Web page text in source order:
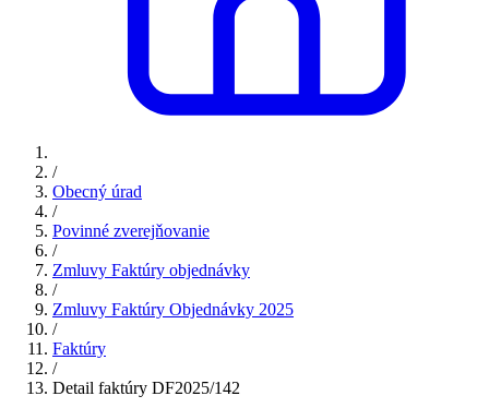
/
Obecný úrad
/
Povinné zverejňovanie
/
Zmluvy Faktúry objednávky
/
Zmluvy Faktúry Objednávky 2025
/
Faktúry
/
Detail faktúry DF2025/142